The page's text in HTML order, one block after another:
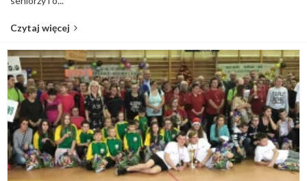
Czytaj więcej